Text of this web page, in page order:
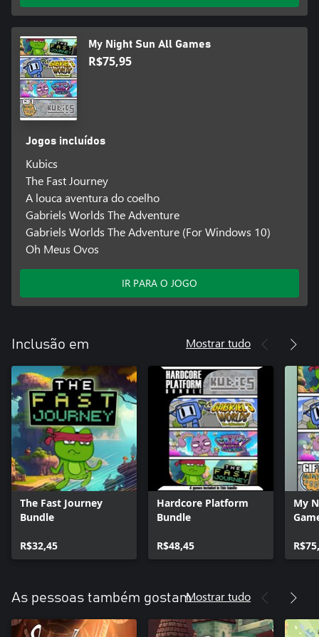
My Night Sun All Games
R$75,95
Jogos incluídos
Kubics
The Fast Journey
A louca aventura do coelho
Gabriels Worlds The Adventure
Gabriels Worlds The Adventure (For Windows 10)
Oh Meus Ovos
IR PARA O JOGO
Inclusão em Mostrar tudo
The Fast Journey
Bundle
R$32,45
Hardcore Platform
Bundle
R$48,45
My
As pessoas também gostamMostrar tudo